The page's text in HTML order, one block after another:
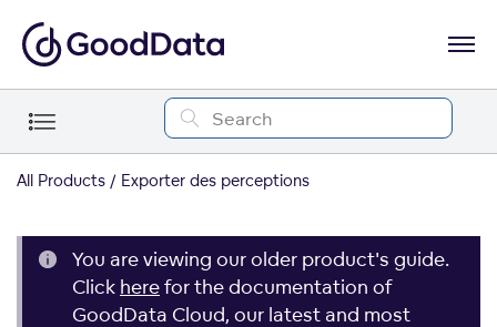
All Products Exporter des perceptions
You are viewing our older product's guide.
Click herefor the documentation of
GoodData Cloud, our latest and most